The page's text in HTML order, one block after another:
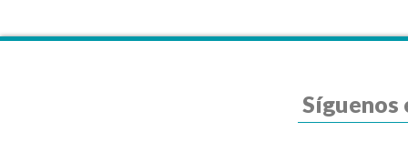
Síguenos